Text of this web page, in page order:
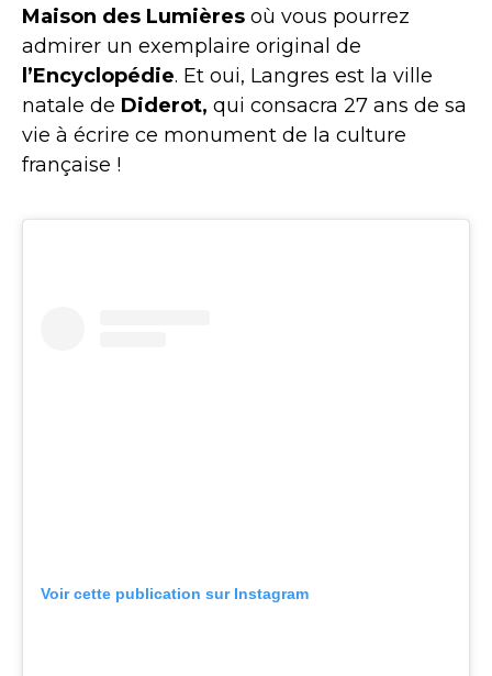
Maison des Lumières où vous pourrez
admirer un exemplaire original de
l’Encyclopédie. Et oui, Langres est la ville
natale de Diderot, qui consacra 27 ans de sa
vie à écrire ce monument de la culture
française !
Voir cette publication sur Instagram